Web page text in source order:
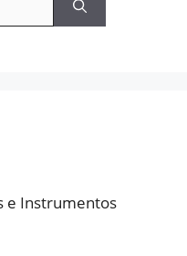
e Instrumentos